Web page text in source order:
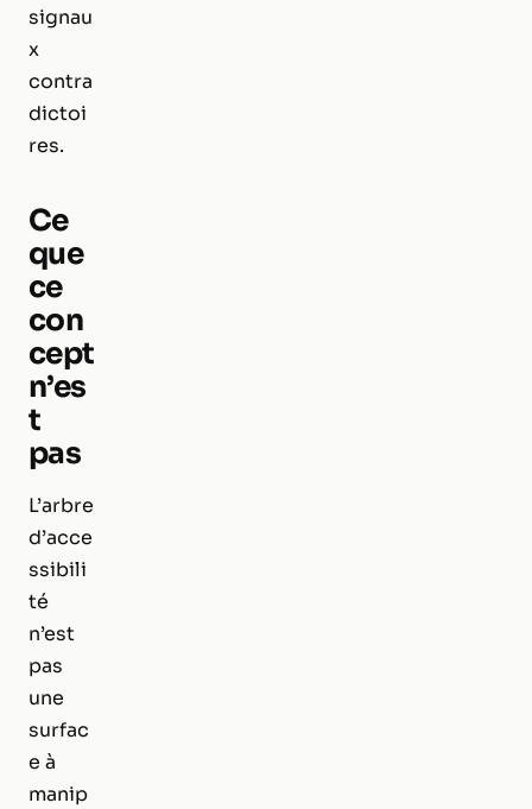
signau
x
contra
dictoi
res.
Ce
que
ce
con
cept
n’es
t
pas
L’arbre
d’acce
ssibili
té
n’est
pas
une
surfac
e à
manip